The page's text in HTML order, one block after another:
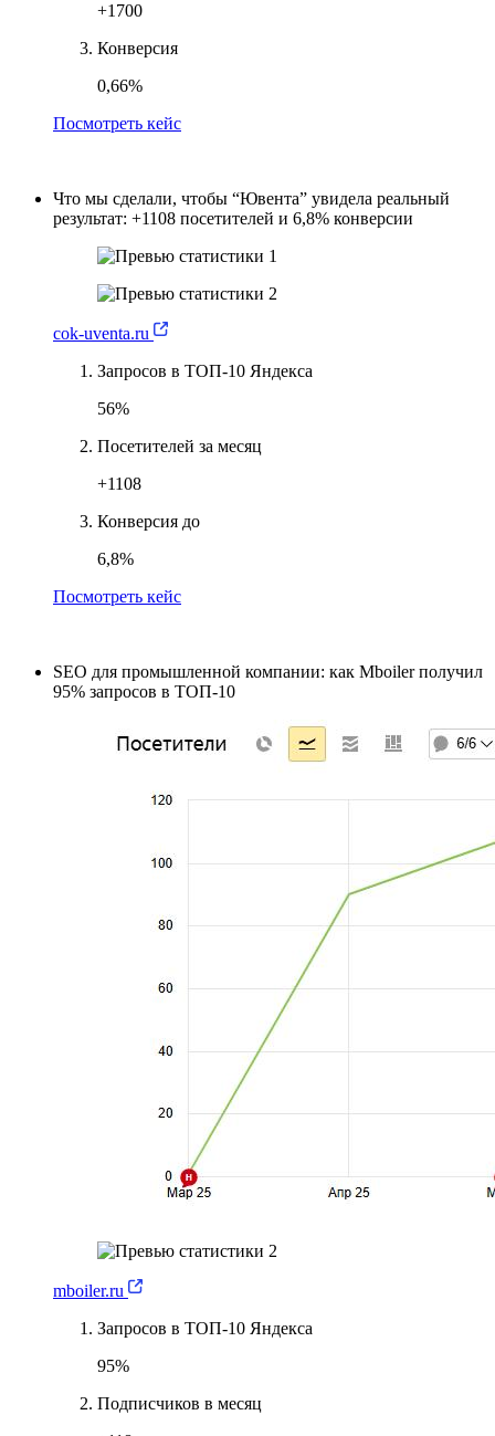
+1700
Конверсия
0,66%
Посмотреть кейс
Что мы сделали, чтобы “Ювента” увидела реальный
результат: +1108 посетителей и 6,8% конверсии
cok-uventa.ru
Запросов в ТОП-10 Яндекса
56%
Посетителей за месяц
+1108
Конверсия до
6,8%
Посмотреть кейс
SEO для промышленной компании: как Mboiler получил
95% запросов в ТОП-10
mboiler.ru
Запросов в ТОП-10 Яндекса
95%
Подписчиков в месяц